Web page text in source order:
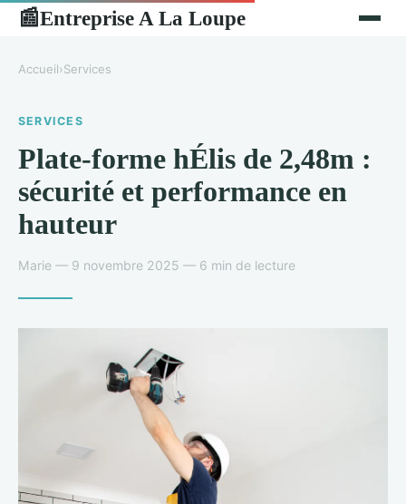
📰Entreprise A La Loupe
Accueil›Services
SERVICES
Plate-forme hÉlis de 2,48m :
sécurité et performance en
hauteur
Marie — 9 novembre 2025 — 6 min de lecture